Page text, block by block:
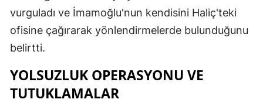
vurguladı ve İmamoğlu'nun kendisini Haliç'teki
ofisine çağırarak yönlendirmelerde bulunduğunu
belirtti.
YOLSUZLUK OPERASYONU VE
TUTUKLAMALAR